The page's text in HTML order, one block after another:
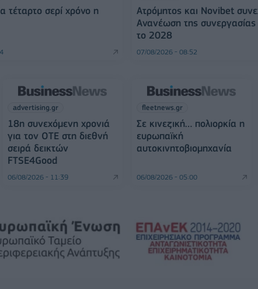
τέταρτο σερί χρόνο η
Ατρόμητος και Novibet
Ανανέωση της συνεργασίας
το 2028
07/08/2026 - 08:52
advertising.gr
18η συνεχόμενη χρονιά
για τον ΟΤΕ στη διεθνή
σειρά δεικτών
FTSE4Good
06/08/2026 - 11:39
fleetnews.gr
Σε κινεζική… πολιορκία η
ευρωπαϊκή
αυτοκινητοβιομηχανία
06/08/2026 - 05:00